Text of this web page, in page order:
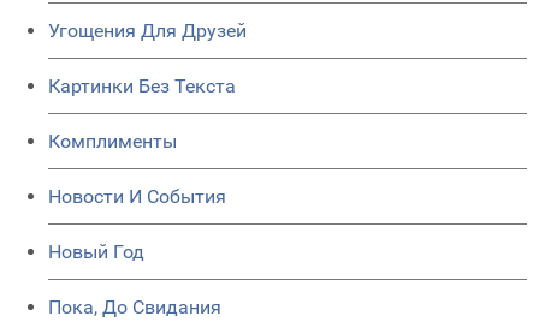
Угощения Для Друзей
Картинки Без Текста
Комплименты
Новости И События
Новый Год
Пока, До Свидания